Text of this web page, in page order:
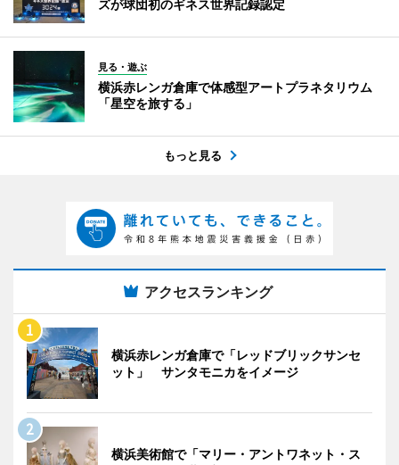
ズが球団初のギネス世界記録認定
見る・遊ぶ
横浜赤レンガ倉庫で体感型アートプラネタリウム
「星空を旅する」
もっと見る
アクセスランキング
横浜赤レンガ倉庫で「レッドブリックサンセ
ット」 サンタモニカをイメージ
横浜美術館で「マリー・アントワネット・ス